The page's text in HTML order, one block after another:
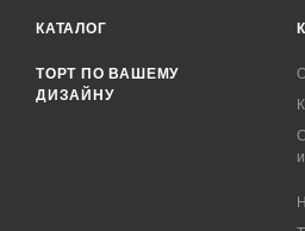
КАТАЛОГ
ТОРТ ПО ВАШЕМУ
ДИЗАЙНУ